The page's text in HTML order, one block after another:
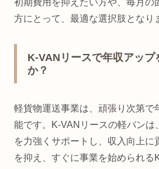
方にとって、最適な選択肢となり
K-VANリースで年収アップ
か？
軽貨物運送事業は、頑張り次第で
能です。K-VANリースの軽バンは
を力強くサポートし、収入向上に
を抑え、すぐに事業を始められる